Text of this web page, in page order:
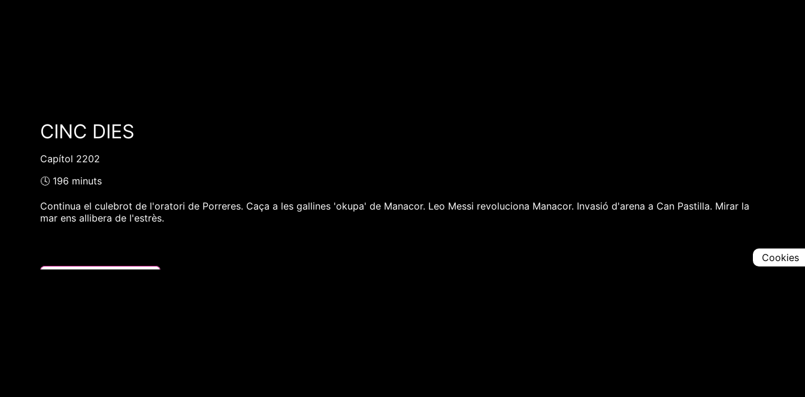
CINC DIES
Capítol 2202
🕓 196 minuts
Continua el culebrot de l'oratori de Porreres. Caça a les gallines 'okupa' de Manacor. Leo Messi revoluciona Manacor. Invasió d'arena a Can Pastilla. Mirar la
mar ens allibera de l'estrès.
Cookies